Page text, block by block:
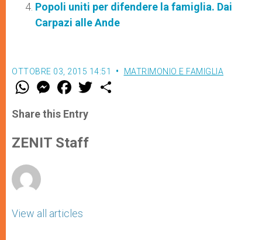
Popoli uniti per difendere la famiglia. Dai
Carpazi alle Ande
OTTOBRE 03, 2015 14:51 MATRIMONIO E FAMIGLIA
W
t
s
p
p
M
e
s
e
g
e
F
a
e
b
o
k
w
Share this Entry
ZENIT Staff
View all articles